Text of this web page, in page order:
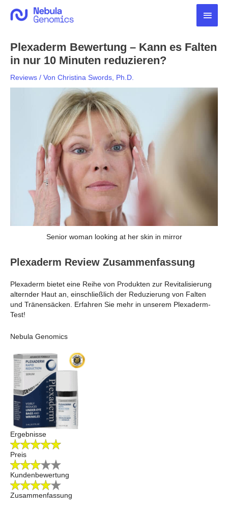
Inhalt
Plexaderm Bewertung – Kann es Falten
in nur 10 Minuten reduzieren?
Reviews / Von Christina Swords, Ph.D.
Senior woman looking at her skin in mirror
Plexaderm Review Zusammenfassung
Plexaderm bietet eine Reihe von Produkten zur Revitalisierung
alternder Haut an, einschließlich der Reduzierung von Falten
und Tränensäcken. Erfahren Sie mehr in unserem Plexaderm-
Test!
Nebula Genomics
Ergebnisse
Preis
Kundenbewertung
Zusammenfassung